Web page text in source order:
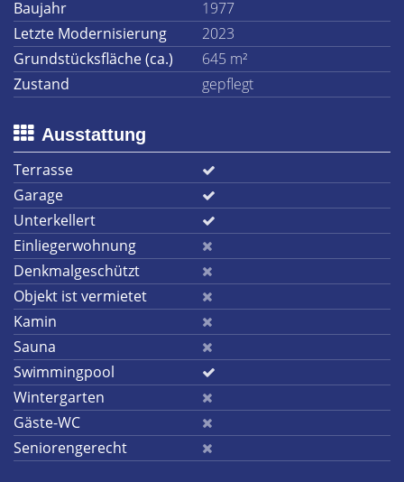
Baujahr
1977
Letzte Modernisierung
2023
Grundstücksfläche (ca.)
645 m²
Zustand
gepflegt
Ausstattung
Terrasse
Garage
Unterkellert
Einliegerwohnung
Denkmalgeschützt
Objekt ist vermietet
Kamin
Sauna
Swimmingpool
Wintergarten
Gäste-WC
Seniorengerecht